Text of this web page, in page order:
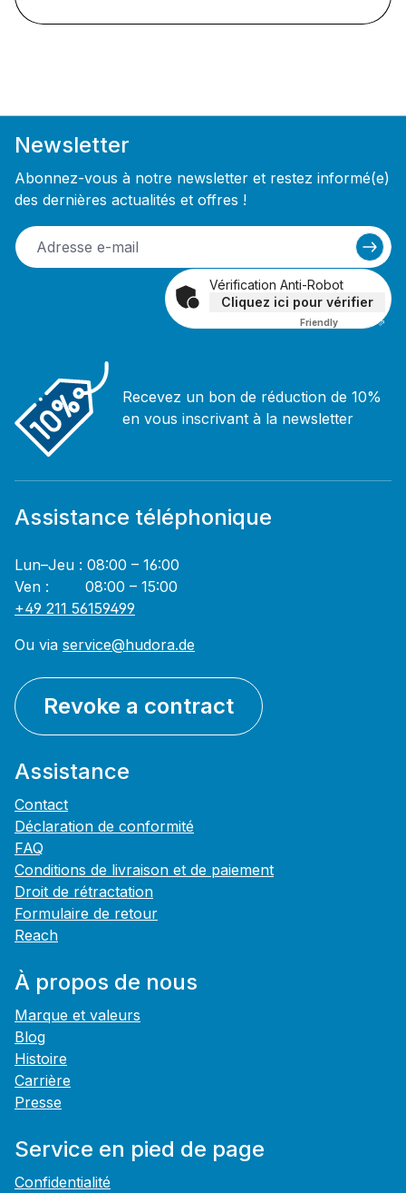
Newsletter
Abonnez-vous à notre newsletter et restez informé(e)
des dernières actualités et offres !
Vérification Anti-Robot
Cliquez ici pour vérifier
Friendly Captcha ⇗
Recevez un bon de réduction de 10%
en vous inscrivant à la newsletter
Assistance téléphonique
Lun–Jeu : 08:00 – 16:00
Ven : 08:00 – 15:00
+49 211 56159499
Ou via service@hudora.de
Revoke a contract
Assistance
Contact
Déclaration de conformité
FAQ
Conditions de livraison et de paiement
Droit de rétractation
Formulaire de retour
Reach
À propos de nous
Marque et valeurs
Blog
Histoire
Carrière
Presse
Service en pied de page
Confidentialité